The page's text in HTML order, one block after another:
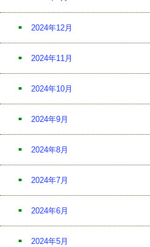
2024年12月
2024年11月
2024年10月
2024年9月
2024年8月
2024年7月
2024年6月
2024年5月